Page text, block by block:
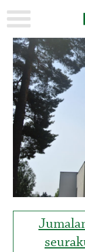
KAUPUNKI
AJANKOHTAISTA
URHEILU
KULTTUURI
HISTORIA
YLEINEN
MAINOSTAJILLE